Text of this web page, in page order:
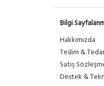
Bilgi
Hakkımızda
Teslim &
Satış
Destek &